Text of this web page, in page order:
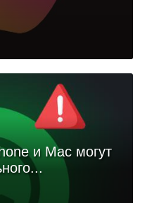
и Mac могут